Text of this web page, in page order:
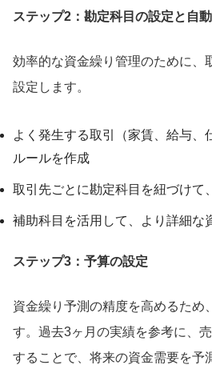
ステップ2：勘定科目の設定と自
効率的な資金繰り管理のために、
設定します。
よく発生する取引（家賃、給与、
ルールを作成
取引先ごとに勘定科目を紐づけて
補助科目を活用して、より詳細な
ステップ3：予算の設定
資金繰り予測の精度を高めるため
す。過去3ヶ月の実績を参考に、
することで、将来の資金需要を予